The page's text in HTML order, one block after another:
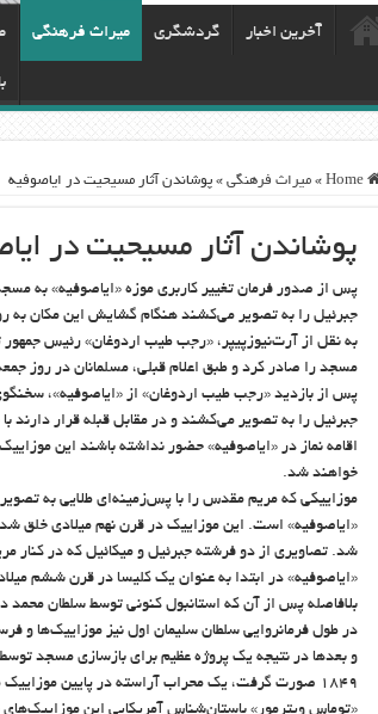
آخرین اخبار گردشگری ميراث فرهنگی
Home
» ميراث فرهنگی » پوشاندن آثار مسیحیت در ایاصوفیه
پوشاندن آثار مسیحیت در
پس از صدور فرمان تغییر کاربری موزه «ایاصوفیه» به
جبرئیل را به تصویر می‌کشند هنگام گشایش این مکان به
به نقل از آرت‌نیوزپیپر، «رجب طیب اردوغان» رئیس جمهور
مسجد را صادر کرد و طبق اعلام قبلی، مسلمانان در روز
پس از بازدید «رجب طیب اردوغان» از «ایاصوفیه»،
جبرئیل را به تصویر می‌کشند و در مقابل قبله قرار دارند
اقامه نماز در «ایاصوفیه» حضور نداشته باشند این
خواهند شد.
موزاییکی که مریم مقدس را با پس‌زمینه‌ای طلایی به
«ایاصوفیه» است. این موزاییک در قرن نهم میلادی خلق
شد. تصاویری از دو فرشته جبرئیل و میکائیل که در کنار
«ایاصوفیه» در ابتدا به عنوان یک کلیسا در قرن ششم
در طول فرمانروایی سلطان سلیمان اول نیز موزاییک‌ها و
۱۸۴۹ صورت گرفت، یک محراب آراسته در پایین موزاییک مریم مقدس ساخته شد.